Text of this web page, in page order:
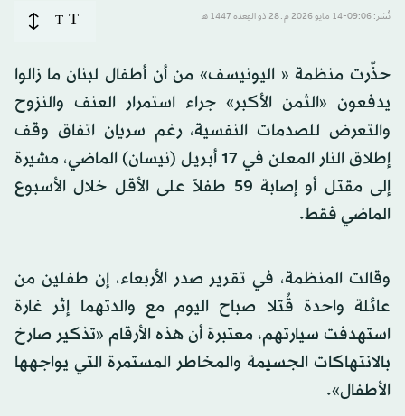
نُشر: 09:06-14 مايو 2026 م ـ 28 ذو القِعدة 1447 هـ T
T
حذّرت منظمة « اليونيسف» من أن أطفال لبنان ما زالوا
يدفعون «الثمن الأكبر» جراء استمرار العنف والنزوح
والتعرض للصدمات النفسية، رغم سريان اتفاق وقف
إطلاق النار المعلن في 17 أبريل (نيسان) الماضي، مشيرة
إلى مقتل أو إصابة 59 طفلاً على الأقل خلال الأسبوع
الماضي فقط.
وقالت المنظمة، في تقرير صدر الأربعاء، إن طفلين من
عائلة واحدة قُتلا صباح اليوم مع والدتهما إثر غارة
استهدفت سيارتهم، معتبرة أن هذه الأرقام «تذكير صارخ
بالانتهاكات الجسيمة والمخاطر المستمرة التي يواجهها
الأطفال».